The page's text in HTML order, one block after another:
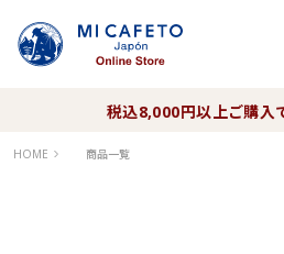
税込8,000円以上ご購入
HOME 商品一覧